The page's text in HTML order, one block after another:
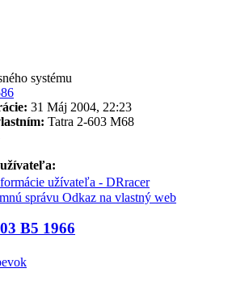
systému
31 Máj 2004, 22:23
Tatra 2-603 M68
užívateľa - DRracer
správu Odkaz na vlastný web
B5 1966